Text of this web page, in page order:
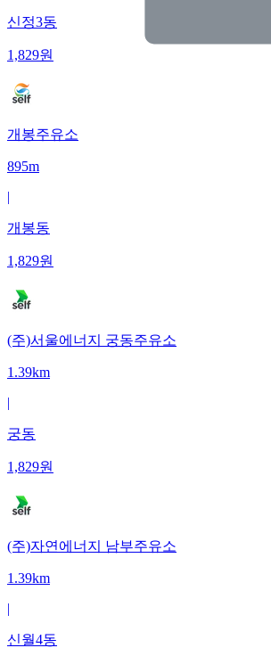
신정3동
1,829원
개봉주유소
895m
|
개봉동
1,829원
(주)서울에너지 궁동주유소
1.39km
|
궁동
1,829원
(주)자연에너지 남부주유소
1.39km
|
신월4동